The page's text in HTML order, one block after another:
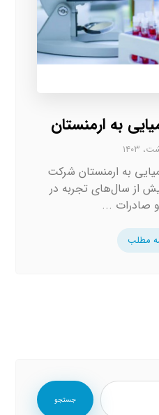
به ارمنستان
به ارمنستان شرکت
از سال‌های تجربه در
و صادرات ...
مطلب
جستجو